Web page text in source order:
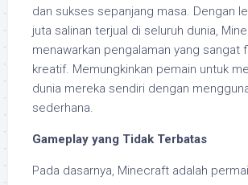
dan sukses sepanjang masa. Dengan
juta salinan terjual di seluruh dunia,
menawarkan pengalaman yang sangat
kreatif. Memungkinkan pemain untuk
dunia mereka sendiri dengan
sederhana.
Gameplay yang Tidak Terbatas
Pada dasarnya, Minecraft adalah